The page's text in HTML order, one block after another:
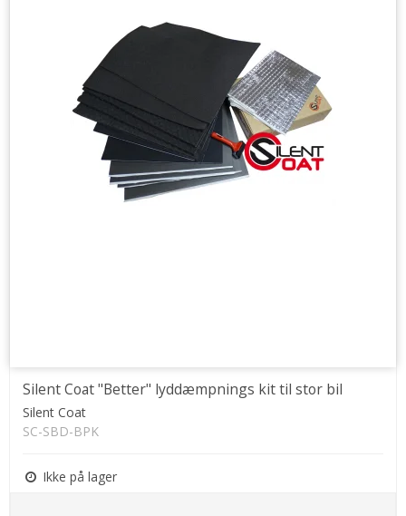
Silent Coat "Better" lyddæmpnings kit til stor bil
Silent Coat
SC-SBD-BPK
Ikke på lager